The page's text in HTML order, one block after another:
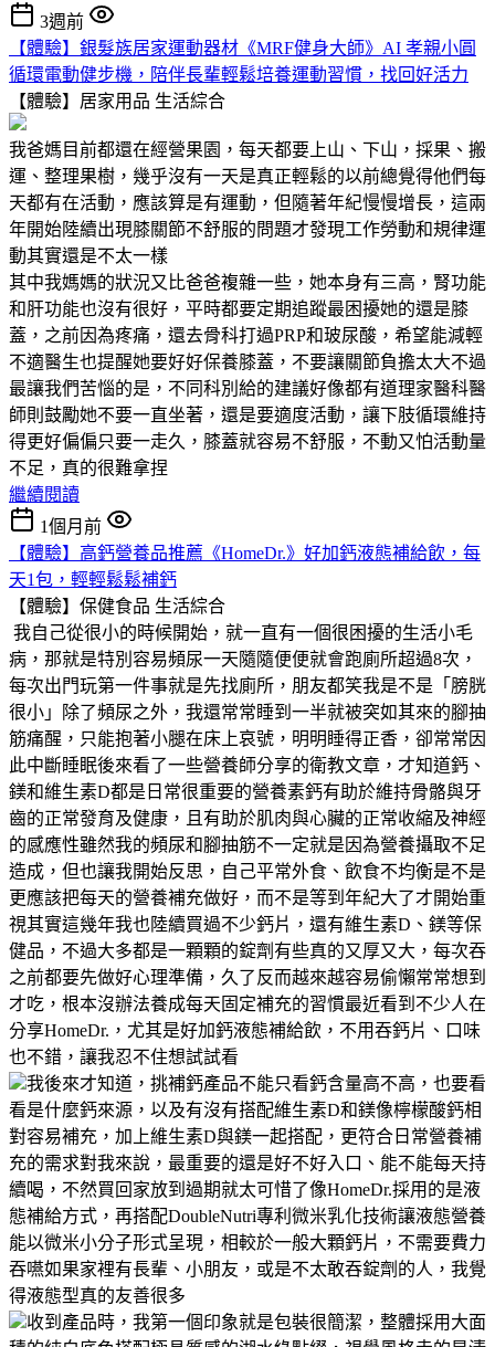
3週前
【體驗】銀髮族居家運動器材《MRF健身大師》AI 孝親小圓
循環電動健步機，陪伴長輩輕鬆培養運動習慣，找回好活力
【體驗】居家用品 生活綜合
我爸媽目前都還在經營果園，每天都要上山、下山，採果、搬
運、整理果樹，幾乎沒有一天是真正輕鬆的以前總覺得他們每
天都有在活動，應該算是有運動，但隨著年紀慢慢增長，這兩
年開始陸續出現膝關節不舒服的問題才發現工作勞動和規律運
動其實還是不太一樣
其中我媽媽的狀況又比爸爸複雜一些，她本身有三高，腎功能
和肝功能也沒有很好，平時都要定期追蹤最困擾她的還是膝
蓋，之前因為疼痛，還去骨科打過PRP和玻尿酸，希望能減輕
不適醫生也提醒她要好好保養膝蓋，不要讓關節負擔太大不過
最讓我們苦惱的是，不同科別給的建議好像都有道理家醫科醫
師則鼓勵她不要一直坐著，還是要適度活動，讓下肢循環維持
得更好偏偏只要一走久，膝蓋就容易不舒服，不動又怕活動量
不足，真的很難拿捏
繼續閱讀
1個月前
【體驗】高鈣營養品推薦《HomeDr.》好加鈣液態補給飲，每
天1包，輕輕鬆鬆補鈣
【體驗】保健食品 生活綜合
我自己從很小的時候開始，就一直有一個很困擾的生活小毛
病，那就是特別容易頻尿一天隨隨便便就會跑廁所超過8次，
每次出門玩第一件事就是先找廁所，朋友都笑我是不是「膀胱
很小」除了頻尿之外，我還常常睡到一半就被突如其來的腳抽
筋痛醒，只能抱著小腿在床上哀號，明明睡得正香，卻常常因
此中斷睡眠後來看了一些營養師分享的衛教文章，才知道鈣、
鎂和維生素D都是日常很重要的營養素鈣有助於維持骨骼與牙
齒的正常發育及健康，且有助於肌肉與心臟的正常收縮及神經
的感應性雖然我的頻尿和腳抽筋不一定就是因為營養攝取不足
造成，但也讓我開始反思，自己平常外食、飲食不均衡是不是
更應該把每天的營養補充做好，而不是等到年紀大了才開始重
視其實這幾年我也陸續買過不少鈣片，還有維生素D、鎂等保
健品，不過大多都是一顆顆的錠劑有些真的又厚又大，每次吞
之前都要先做好心理準備，久了反而越來越容易偷懶常常想到
才吃，根本沒辦法養成每天固定補充的習慣最近看到不少人在
分享HomeDr.，尤其是好加鈣液態補給飲，不用吞鈣片、口味
也不錯，讓我忍不住想試試看
我後來才知道，挑補鈣產品不能只看鈣含量高不高，也要看
看是什麼鈣來源，以及有沒有搭配維生素D和鎂像檸檬酸鈣相
對容易補充，加上維生素D與鎂一起搭配，更符合日常營養補
充的需求對我來說，最重要的還是好不好入口、能不能每天持
續喝，不然買回家放到過期就太可惜了像HomeDr.採用的是液
態補給方式，再搭配DoubleNutri專利微米乳化技術讓液態營養
能以微米小分子形式呈現，相較於一般大顆鈣片，不需要費力
吞嚥如果家裡有長輩、小朋友，或是不太敢吞錠劑的人，我覺
得液態型真的友善很多
收到產品時，我第一個印象就是包裝很簡潔，整體採用大面